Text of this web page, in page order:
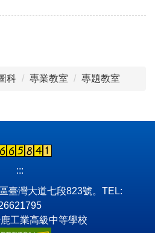
科 專業教室 專題教室
:::
臺灣大道七段823號。TEL:
工業高級中等學校